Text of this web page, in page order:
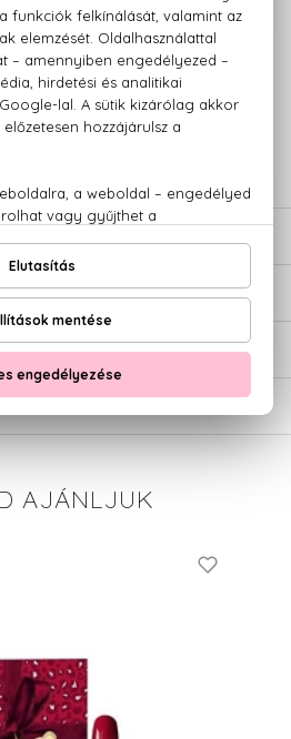
14 napos visszaküldési garanciával
Hívd ügyfélszolgálatunkat: +36 20
AJÁNLJUK